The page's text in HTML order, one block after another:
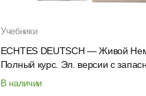
Учебники
ECHTES DEUTSCH — Живой
Полный курс. Эл. версии с
активациями
В наличии